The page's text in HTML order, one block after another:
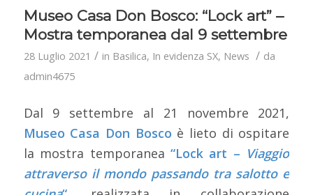
Museo Casa Don Bosco: “Lock art” –
Mostra temporanea dal 9 settembre
28 Luglio 2021 / in Basilica, In evidenza SX, News / da
admin4675
Dal 9 settembre al 21 novembre 2021,
Museo Casa Don Bosco è lieto di ospitare
la mostra temporanea “Lock art – Viaggio
attraverso il mondo passando tra salotto e